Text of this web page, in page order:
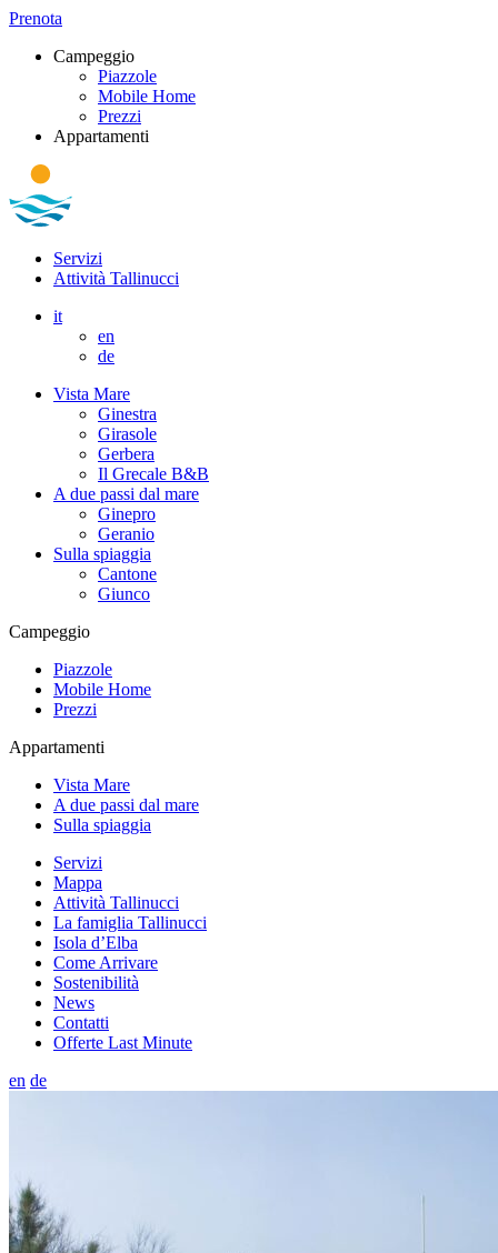
Prenota
Campeggio
Piazzole
Mobile Home
Prezzi
Appartamenti
Servizi
Attività Tallinucci
it
en
de
Vista Mare
Ginestra
Girasole
Gerbera
Il Grecale B&B
A due passi dal mare
Ginepro
Geranio
Sulla spiaggia
Cantone
Giunco
Campeggio
Piazzole
Mobile Home
Prezzi
Appartamenti
Vista Mare
A due passi dal mare
Sulla spiaggia
Servizi
Mappa
Attività Tallinucci
La famiglia Tallinucci
Isola d’Elba
Come Arrivare
Sostenibilità
News
Contatti
Offerte Last Minute
en de